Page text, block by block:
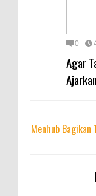
0
Agar
Menhub